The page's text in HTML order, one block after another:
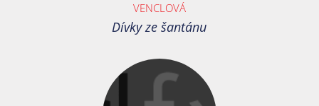
VENCLOVÁ
Dívky ze šantánu